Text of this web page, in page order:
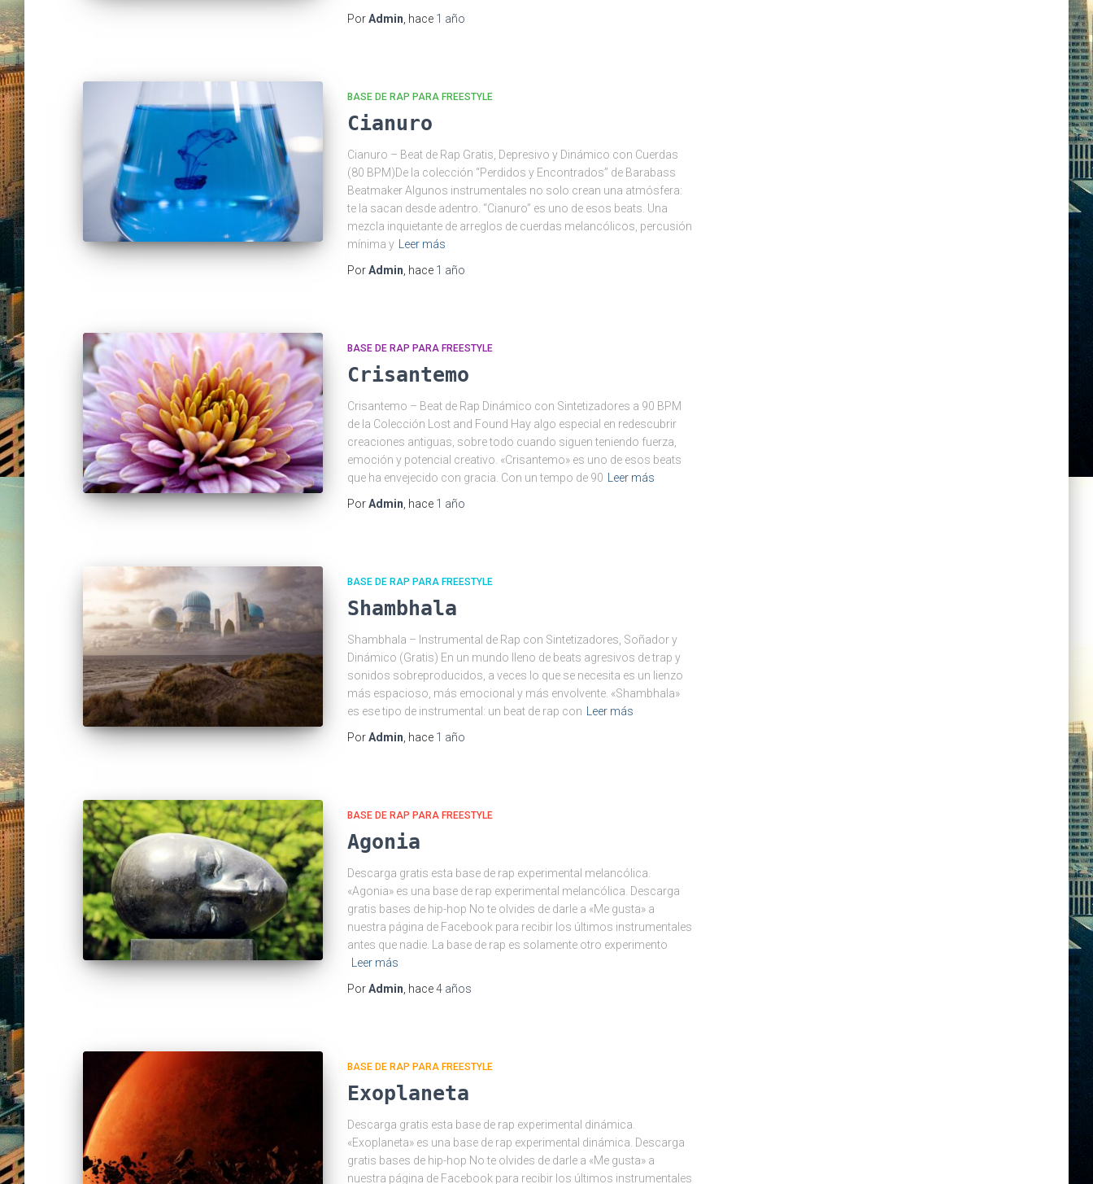
PorAdmin , hace 1 año
BASE DE RAP PARA FREESTYLE
Cianuro
Cianuro – Beat de Rap Gratis, Depresivo y Dinámico con Cuerdas
(80 BPM)De la colección “Perdidos y Encontrados” de Barabass
Beatmaker Algunos instrumentales no solo crean una atmósfera:
te la sacan desde adentro. “Cianuro” es uno de esos beats. Una
mezcla inquietante de arreglos de cuerdas melancólicos, percusión
mínima y
Leer más
PorAdmin , hace 1 año
BASE DE RAP PARA FREESTYLE
Crisantemo
Crisantemo – Beat de Rap Dinámico con Sintetizadores a 90 BPM
de la Colección Lost and Found Hay algo especial en redescubrir
creaciones antiguas, sobre todo cuando siguen teniendo fuerza,
emoción y potencial creativo. «Crisantemo» es uno de esos beats
que ha envejecido con gracia. Con un tempo de 90
Leer más
PorAdmin , hace 1 año
BASE DE RAP PARA FREESTYLE
Shambhala
Shambhala – Instrumental de Rap con Sintetizadores, Soñador y
Dinámico (Gratis) En un mundo lleno de beats agresivos de trap y
sonidos sobreproducidos, a veces lo que se necesita es un lienzo
más espacioso, más emocional y más envolvente. «Shambhala»
es ese tipo de instrumental: un beat de rap con
Leer más
PorAdmin , hace 1 año
BASE DE RAP PARA FREESTYLE
Agonia
Descarga gratis esta base de rap experimental melancólica.
«Agonia» es una base de rap experimental melancólica. Descarga
gratis bases de hip-hop No te olvides de darle a «Me gusta» a
nuestra página de Facebook para recibir los últimos instrumentales
antes que nadie. La base de rap es solamente otro experimento
Leer más
PorAdmin , hace4 años
BASE DE RAP PARA FREESTYLE
Exoplaneta
Descarga gratis esta base de rap experimental dinámica.
«Exoplaneta» es una base de rap experimental dinámica. Descarga
gratis bases de hip-hop No te olvides de darle a «Me gusta» a
nuestra página de Facebook para recibir los últimos instrumentales